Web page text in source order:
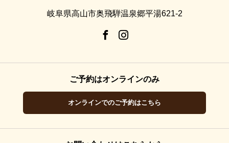
岐阜県高山市奥飛騨温泉郷平湯621-2
ご予約はオンラインのみ
オンラインでのご予約はこちら